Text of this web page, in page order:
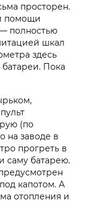
просторен.
помощи
полностью
шкал
здесь
батареи. Пока
(по
на заводе в
прогреть в
саму батарею.
капотом. А
отопления и